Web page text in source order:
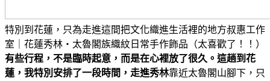
特別到花蓮，只為走進這間把文化織進生活裡的地方叔惠工作
室｜花蓮秀林・太魯閣族織紋日常手作飾品（太喜歡了！！）
有些行程，不是臨時起意，而是在心裡放了很久。這趟到花
蓮，我特別安排了一段時間，走進秀林靠近太魯閣山腳下，只